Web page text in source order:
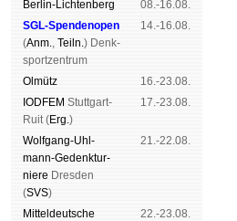
Berlin-Lich­ten­berg
08.-16.08.
SGL-Spenden­open
(Anm., Teiln.) Denk­
sport­zen­trum
14.-16.08.
Ol­mütz
16.-23.08.
IODFEM Stutt­gart-
Ruit (Erg.)
17.-23.08.
Wolf­gang-Uhl­
mann-Ge­denk­tur­
niere Dres­den
(SVS)
21.-22.08.
Mit­tel­deu­tsche 22.-23.08.